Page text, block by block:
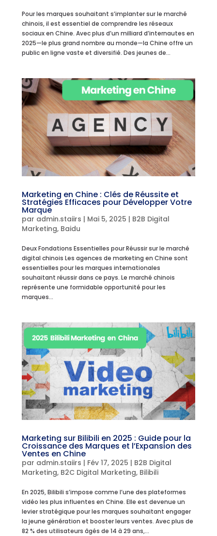
Pour les marques souhaitant s’implanter sur le marché
chinois, il est essentiel de comprendre les réseaux
sociaux en Chine. Avec plus d’un milliard d’internautes en
2025—le plus grand nombre au monde—la Chine offre un
public en ligne vaste et diversifié. Des jeunes de...
Marketing en Chine : Clés de Réussite et
Stratégies Efficaces pour Développer Votre
Marque
par admin.staiirs | Mai 5, 2025 | B2B Digital
Marketing, Baidu
Deux Fondations Essentielles pour Réussir sur le marché
digital chinois Les agences de marketing en Chine sont
essentielles pour les marques internationales
souhaitant réussir dans ce pays. Le marché chinois
représente une formidable opportunité pour les
marques...
Marketing sur Bilibili en 2025 : Guide pour la
Croissance des Marques et l’Expansion des
Ventes en Chine
par admin.staiirs | Fév 17, 2025 | B2B Digital
Marketing, B2C Digital Marketing, Bilibili
En 2025, Bilibili s’impose comme l’une des plateformes
vidéo les plus influentes en Chine. Elle est devenue un
levier stratégique pour les marques souhaitant engager
la jeune génération et booster leurs ventes. Avec plus de
82 % des utilisateurs âgés de 14 à 29 ans,...